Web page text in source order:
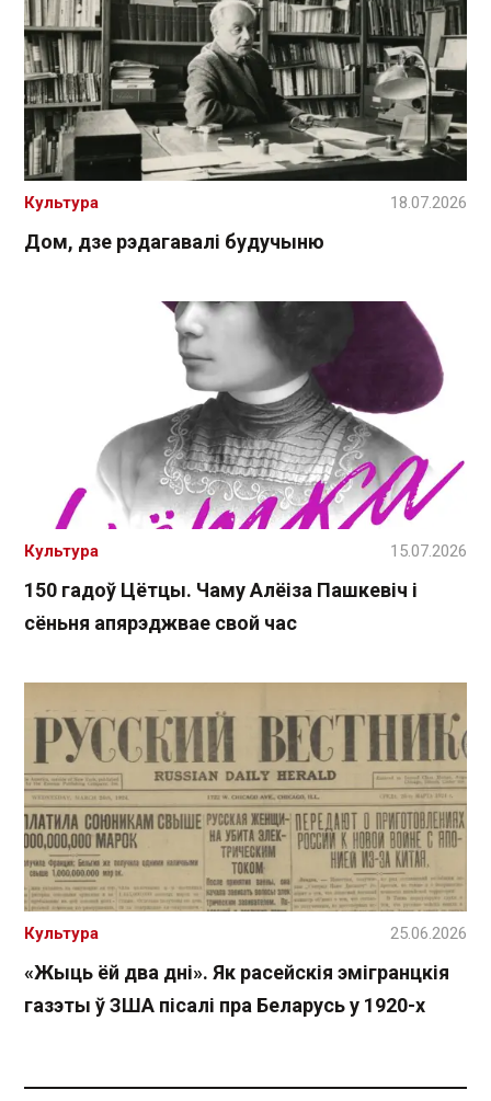
Дом, дзе рэдагавалі будучыню
Культура 18.07.2026
150 гадоў Цётцы. Чаму Алёіза Пашкевіч і
сёньня апярэджвае свой час
Культура 15.07.2026
«Жыць ёй два дні». Як расейскія эмігранцкія
газэты ў ЗША пісалі пра Беларусь у 1920-х
Культура 25.06.2026